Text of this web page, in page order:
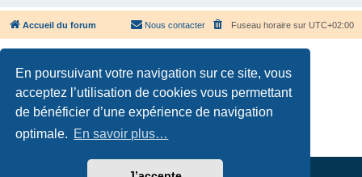
En poursuivant votre navigation sur ce site, vous
acceptez l’utilisation de cookies vous permettant
de bénéficier d’une expérience de navigation
optimale. En savoir plus…
Accueil du forum Fuseau horaire sur UTC+02:00
Nous contacter
Développé parphpBB® Forum Software © phpBB Limited
Confidentialité